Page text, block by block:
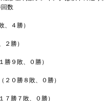
数
、４勝）
２勝）
勝９敗、０勝）
（２０勝８敗、０勝）
１７勝７敗、０勝）